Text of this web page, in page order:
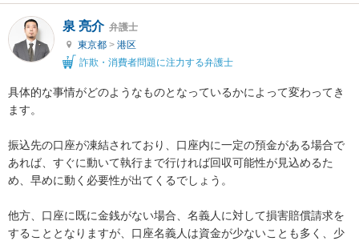
泉 亮介 弁護士
東京都 > 港区
詐欺・消費者問題に注力する弁護士
具体的な事情がどのようなものとなっているかによって変わってき
ます。
振込先の口座が凍結されており、口座内に一定の預金がある場合で
あれば、すぐに動いて執行まで行ければ回収可能性が見込めるた
め、早めに動く必要性が出てくるでしょう。
他方、口座に既に金銭がない場合、名義人に対して損害賠償請求を
することとなりますが、口座名義人は資金が少ないことも多く、少